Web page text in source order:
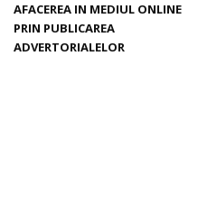
AFACEREA IN MEDIUL ONLINE
PRIN PUBLICAREA
ADVERTORIALELOR